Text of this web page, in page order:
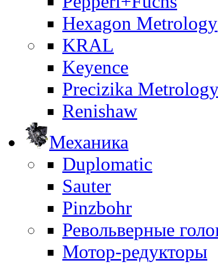
Hexagon Metrology
KRAL
Keyence
Precizika
Renishaw
Механика
Duplomatic
Sauter
Pinzbohr
Револьверные
Мотор-редукторы